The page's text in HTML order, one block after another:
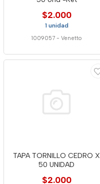
$2.000
1 unidad
1009057 - Venetto
TAPA TORNILLO CEDRO X
50 UNIDAD
$2.000